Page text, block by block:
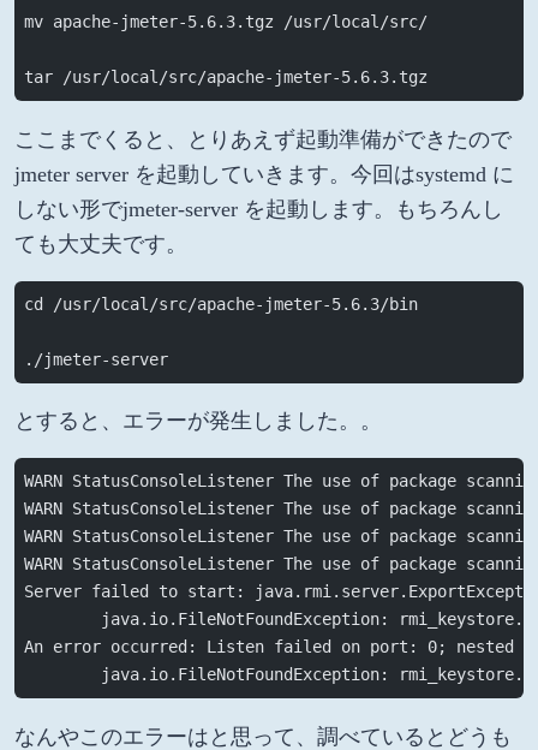
mv apache-jmeter-5.6.3.tgz /usr/local/src/
tar /usr/local/src/apache-jmeter-5.6.3.tgz
ここまでくると、とりあえず起動準備ができたので
jmeter server を起動していきます。今回はsystemd に
しない形でjmeter-server を起動します。もちろんし
ても大丈夫です。
cd /usr/local/src/apache-jmeter-5.6.3/bin
./jmeter-server
とすると、エラーが発生しました。。
WARN StatusConsoleListener The use of package
WARN StatusConsoleListener The use of package
WARN StatusConsoleListener The use of package
WARN StatusConsoleListener The use of package
Server failed to start:
java.io.FileNotFoundException:
An error occurred: Listen failed on port: 0; nested
java.io.FileNotFoundException:
なんやこのエラーはと思って、調べているとどうも